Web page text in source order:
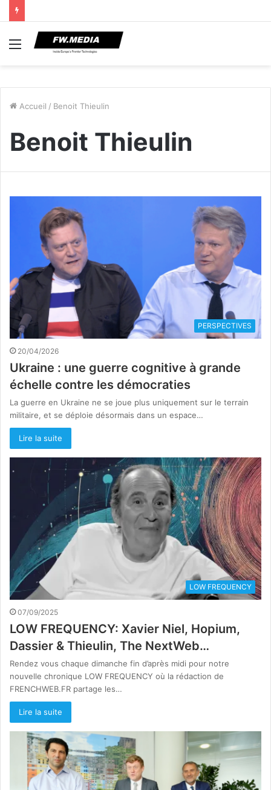
Menu
Accueil / Benoit Thieulin
Benoit Thieulin
PERSPECTIVES
20/04/2026
Ukraine : une guerre cognitive à grande
échelle contre les démocraties
La guerre en Ukraine ne se joue plus uniquement sur le terrain
militaire, et se déploie désormais dans un espace…
Lire la suite
LOW FREQUENCY
07/09/2025
LOW FREQUENCY: Xavier Niel, Hopium,
Dassier & Thieulin, The NextWeb…
Rendez vous chaque dimanche fin d’après midi pour notre
nouvelle chronique LOW FREQUENCY où la rédaction de
FRENCHWEB.FR partage les…
Lire la suite